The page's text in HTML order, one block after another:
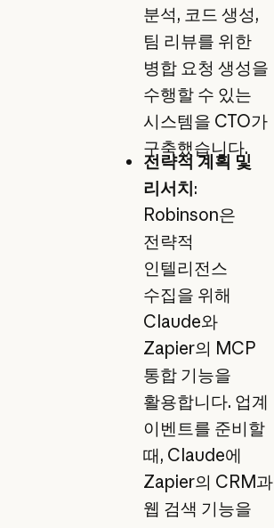
분석, 코드 생성,
팀 리뷰를 위한
병합 요청 생성을
수행할 수 있는
시스템을 CTO가
구축했습니다.
전략적 계획 및
리서치:
Robinson은
전략적
인텔리전스
수집을 위해
Claude와
Zapier의 MCP
통합 기능을
활용합니다. 업계
이벤트를 준비할
때, Claude에
Zapier의 CRM과
웹 검색 기능을